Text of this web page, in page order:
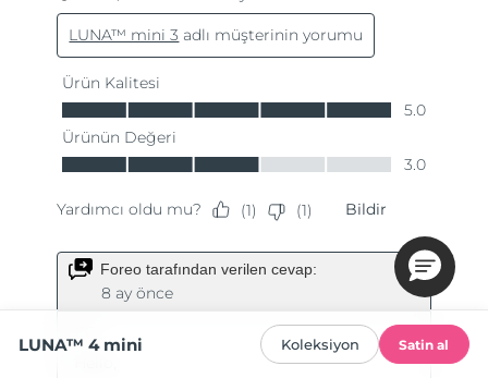
LUNA™ 4 mini Koleksiyon Satin al